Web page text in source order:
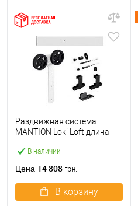
В наличии
Раздвижная система
MANTION Loki Loft длина
кг белая
Цена 14 808 грн.
В корзину